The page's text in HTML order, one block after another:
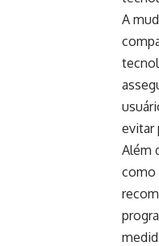
A
evitar
Além
como